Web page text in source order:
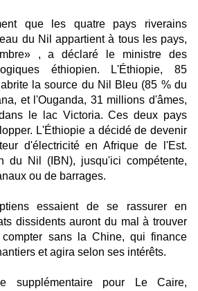
que les quatre pays riverains
du Nil appartient à tous les pays,
, a déclaré le ministre des
éthiopien. L'Éthiopie, 85
la source du Nil Bleu (85 % du
et l'Ouganda, 31 millions d'âmes,
le lac Victoria. Ces deux pays
L'Éthiopie a décidé de devenir
d'électricité en Afrique de l'Est.
du Nil (IBN), jusqu'ici compétente,
ou de barrages.
essaient de se rassurer en
dissidents auront du mal à trouver
sans la Chine, qui finance
et agira selon ses intérêts.
supplémentaire pour Le Caire,